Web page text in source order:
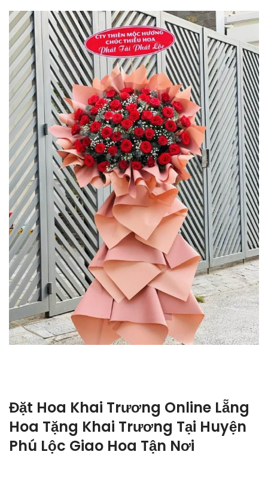
Đặt Hoa Khai Trương Online Lẵng
Hoa Tặng Khai Trương Tại Huyện
Phú Lộc Giao Hoa Tận Nơi